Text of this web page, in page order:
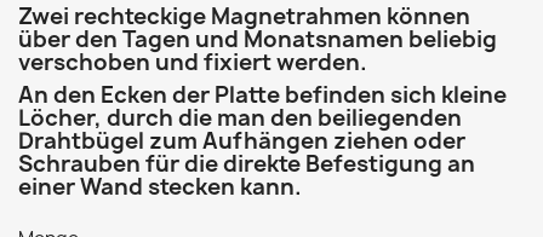
Zwei rechteckige Magnetrahmen können
über den Tagen und Monatsnamen beliebig
verschoben und fixiert werden.
An den Ecken der Platte befinden sich kleine
Löcher, durch die man den beiliegenden
Drahtbügel zum Aufhängen ziehen oder
Schrauben für die direkte Befestigung an
einer Wand stecken kann.